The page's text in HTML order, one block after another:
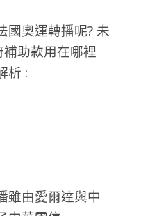
國奧運轉播呢? 未
助款用在哪裡
析 :
雖由愛爾達與中